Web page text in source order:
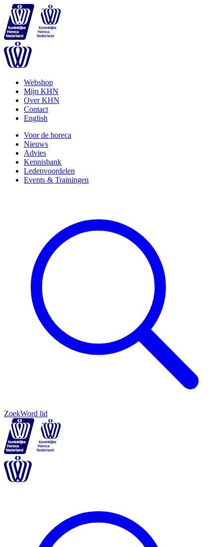
Webshop
Mijn KHN
Over KHN
Contact
English
Voor de horeca
Nieuws
Advies
Kennisbank
Ledenvoordelen
Events & Trainingen
ZoekWord lid